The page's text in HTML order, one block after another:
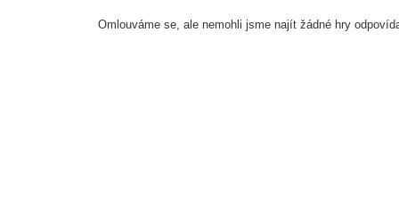
Omlouváme se, ale nemohli jsme najít žádné hry